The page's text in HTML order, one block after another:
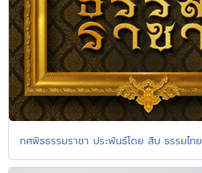
ทศพิธธรรมราชา ประพันธ์โดย สืบ ธรรมไทย